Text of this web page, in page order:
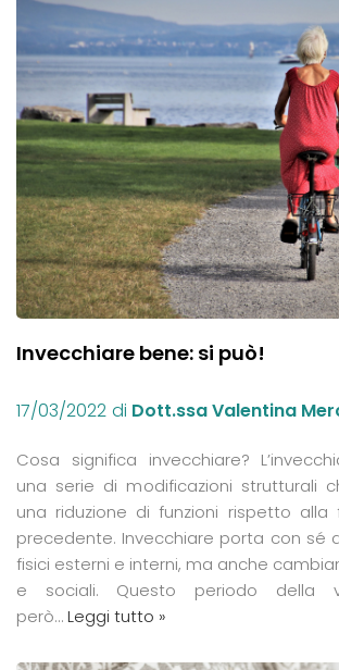
Invecchiare bene: si può!
17/03/2022 di Dott.ssa Valentina
Cosa significa invecchiare?
una serie di modificazioni strutturali
una riduzione di funzioni rispetto alla
precedente. Invecchiare porta con sé
fisici esterni e interni, ma anche
e sociali. Questo periodo della
però…Leggi tutto »